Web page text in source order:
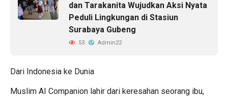
dan Tarakanita Wujudkan Aksi Nyata
Peduli Lingkungan di Stasiun
Surabaya Gubeng
53 Admin22
Dari Indonesia ke Dunia
Muslim AI Companion lahir dari keresahan seorang ibu,